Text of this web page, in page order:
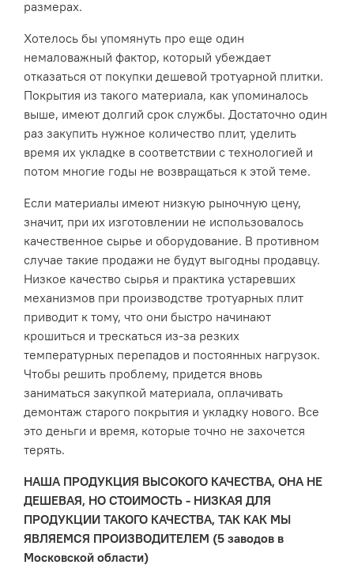
размерах.
Хотелось бы упомянуть про еще один
немаловажный фактор, который убеждает
отказаться от покупки дешевой тротуарной плитки.
Покрытия из такого материала, как упоминалось
выше, имеют долгий срок службы. Достаточно один
раз закупить нужное количество плит, уделить
время их укладке в соответствии с технологией и
потом многие годы не возвращаться к этой теме.
Если материалы имеют низкую рыночную цену,
значит, при их изготовлении не использовалось
качественное сырье и оборудование. В противном
случае такие продажи не будут выгодны продавцу.
Низкое качество сырья и практика устаревших
механизмов при производстве тротуарных плит
приводит к тому, что они быстро начинают
крошиться и трескаться из-за резких
температурных перепадов и постоянных нагрузок.
Чтобы решить проблему, придется вновь
заниматься закупкой материала, оплачивать
демонтаж старого покрытия и укладку нового. Все
это деньги и время, которые точно не захочется
терять.
НАША ПРОДУКЦИЯ ВЫСОКОГО КАЧЕСТВА, ОНА НЕ
ДЕШЕВАЯ, НО СТОИМОСТЬ - НИЗКАЯ ДЛЯ
ПРОДУКЦИИ ТАКОГО КАЧЕСТВА, ТАК КАК МЫ
ЯВЛЯЕМСЯ ПРОИЗВОДИТЕЛЕМ (5 заводов в
Московской области)